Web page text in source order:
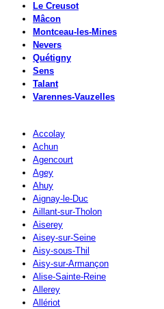
Le Creusot
Mâcon
Montceau-les-Mines
Nevers
Quétigny
Sens
Talant
Varennes-Vauzelles
Accolay
Achun
Agencourt
Agey
Ahuy
Aignay-le-Duc
Aillant-sur-Tholon
Aiserey
Aisey-sur-Seine
Aisy-sous-Thil
Aisy-sur-Armançon
Alise-Sainte-Reine
Allerey
Allériot